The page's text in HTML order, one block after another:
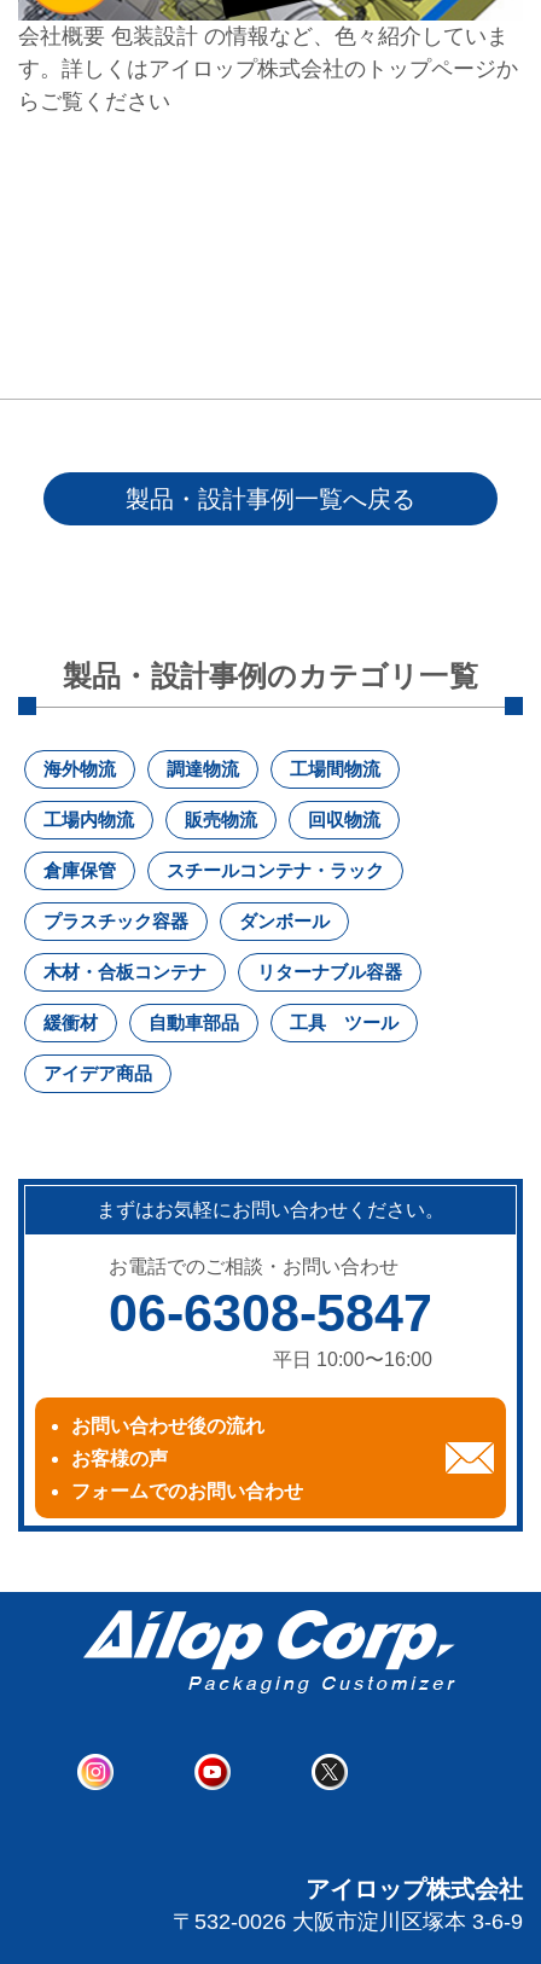
会社概要 包装設計 の情報など、色々紹介していま
す。詳しくはアイロップ株式会社のトップページか
らご覧ください
製品・設計事例一覧へ戻る
製品・設計事例のカテゴリ一覧
海外物流 調達物流 工場間物流
工場内物流 販売物流 回収物流
倉庫保管 スチールコンテナ・ラック
プラスチック容器 ダンボール
木材・合板コンテナ リターナブル容器
緩衝材 自動車部品 工具 ツール
アイデア商品
まずはお気軽にお問い合わせください。
お電話でのご相談・お問い合わせ
06-6308-5847
平日 10:00〜16:00
お問い合わせ後の流れ
お客様の声
フォームでのお問い合わせ
アイロップ株式会社
〒532-0026 大阪市淀川区塚本 3-6-9